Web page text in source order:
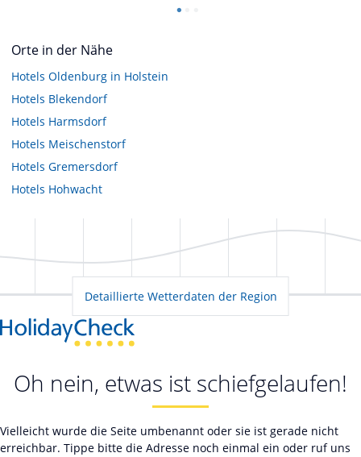
Orte in der Nähe
Hotels Oldenburg in Holstein
Hotels Blekendorf
Hotels Harmsdorf
Hotels Meischenstorf
Hotels Gremersdorf
Hotels Hohwacht
Detaillierte Wetterdaten der Region
Oh nein, etwas ist schiefgelaufen!
Vielleicht wurde die Seite umbenannt oder sie ist gerade nicht
erreichbar. Tippe bitte die Adresse noch einmal ein oder ruf uns